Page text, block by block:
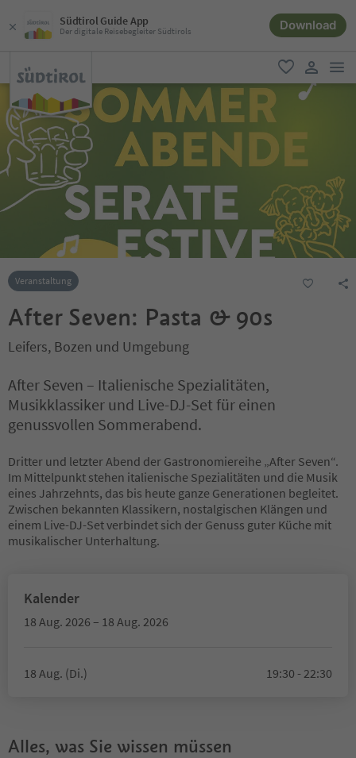
Südtirol Guide App
Der digitale Reisebegleiter Südtirols Download
favorit
user link
Veranstaltung
After Seven: Pasta & 90s
Leifers, Bozen und Umgebung
After Seven – Italienische Spezialitäten,
Musikklassiker und Live-DJ-Set für einen
genussvollen Sommerabend.
Dritter und letzter Abend der Gastronomiereihe „After Seven“.
Im Mittelpunkt stehen italienische Spezialitäten und die Musik
eines Jahrzehnts, das bis heute ganze Generationen begleitet.
Zwischen bekannten Klassikern, nostalgischen Klängen und
einem Live-DJ-Set verbindet sich der Genuss guter Küche mit
musikalischer Unterhaltung.
Kalender
18 Aug. 2026 – 18 Aug. 2026
18 Aug. (Di.) 19:30 - 22:30
Alles, was Sie wissen müssen